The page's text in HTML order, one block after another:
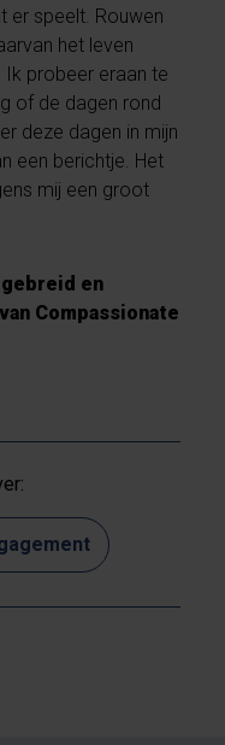
er speelt. Rouwen
het leven
probeer eraan te
of de dagen rond
deze dagen in mijn
een berichtje. Het
mij een groot
en
Compassionate